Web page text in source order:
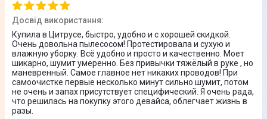
Швидкість обертання роликової щітки 520 об/хв.
Швидкість обертання двигуна 98000 об/хв
Матеріал корпусу
Пластик
Колір
Чорний
Досвід використання:
Купила в Цитрусе, быстро, удобно и с хорошей скидкой.
Очень довольна пылесосом! Протестировала и сухую и
влажную уборку. Всё удобно и просто и качественно. Моет
шикарно, шумит умеренно. Без привычки тяжёлый в руке , но
маневренный. Самое главное нет никаких проводов! При
самоочистке первые несколько минут сильно шумит, потом
не очень и запах присутствует специфический. Я очень рада,
что решилась на покупку этого девайса, облегчает жизнь в
разы.